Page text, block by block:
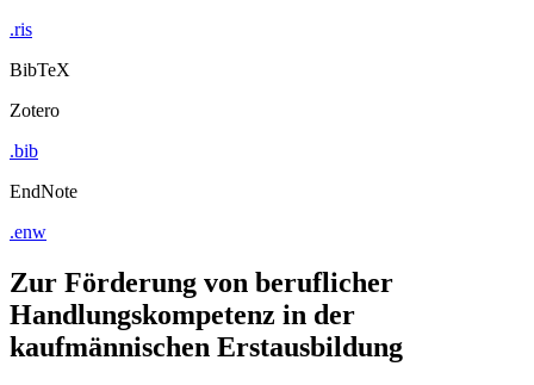
.ris
BibTeX
Zotero
.bib
EndNote
.enw
Zur Förderung von beruflicher
Handlungskompetenz in der
kaufmännischen Erstausbildung